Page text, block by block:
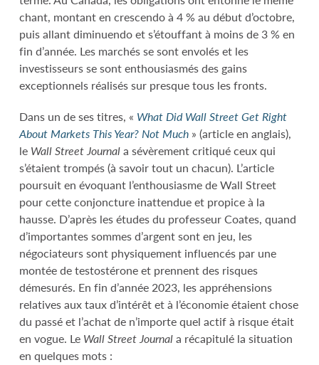
chant, montant en crescendo à 4 % au début d’octobre,
puis allant diminuendo et s’étouffant à moins de 3 % en
fin d’année. Les marchés se sont envolés et les
investisseurs se sont enthousiasmés des gains
exceptionnels réalisés sur presque tous les fronts.
Dans un de ses titres, « What Did Wall Street Get Right
About Markets This Year?Not Much» (article en anglais),
le Wall Street Journala sévèrement critiqué ceux qui
s’étaient trompés (à savoir tout un chacun). L’article
poursuit en évoquant l’enthousiasme de Wall Street
pour cette conjoncture inattendue et propice à la
hausse. D’après les études du professeur Coates, quand
d’importantes sommes d’argent sont en jeu, les
négociateurs sont physiquement influencés par une
montée de testostérone et prennent des risques
démesurés. En fin d’année 2023, les appréhensions
relatives aux taux d’intérêt et à l’économie étaient chose
du passé et l’achat de n’importe quel actif à risque était
en vogue. Le Wall Street Journala récapitulé la situation
en quelques mots :